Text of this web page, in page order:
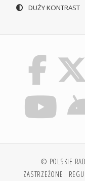
DUŻY KONTRAST
© POLSKIE
ZASTRZEŻONE.